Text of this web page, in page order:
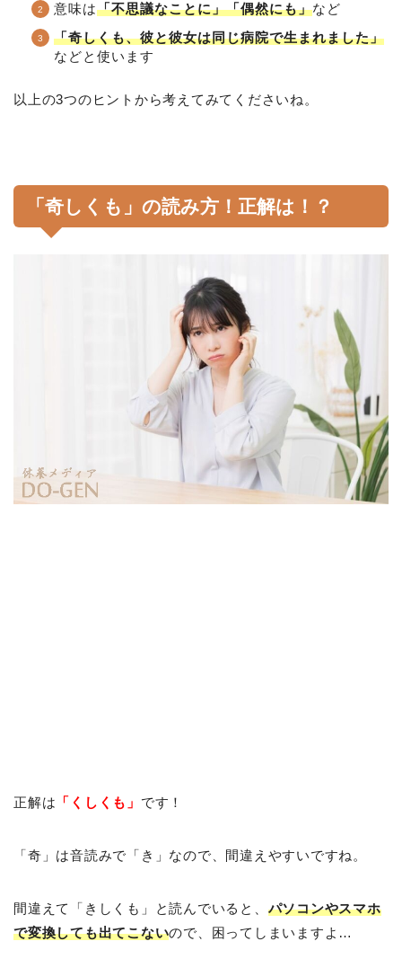
意味は「不思議なことに」「偶然にも」など
「奇しくも、彼と彼女は同じ病院で生まれました」
などと使います
以上の3つのヒントから考えてみてくださいね。
「奇しくも」の読み方！正解は！？
正解は 「くしくも」 です！
「奇」は音読みで「き」なので、間違えやすいですね。
間違えて「きしくも」と読んでいると、 パソコンやスマホ
で変換しても出てこないので、困ってしまいますよ…